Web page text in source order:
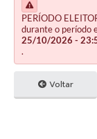
PERÍODO
durante o período
25/10/2026 -
.
Voltar